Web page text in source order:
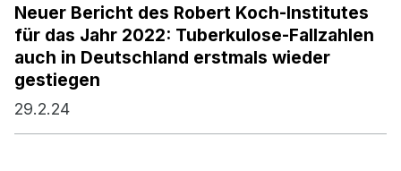
Neuer Bericht des Robert Koch-Institutes
für das Jahr 2022: Tuberkulose-Fallzahlen
auch in Deutschland erstmals wieder
gestiegen
29.2.24